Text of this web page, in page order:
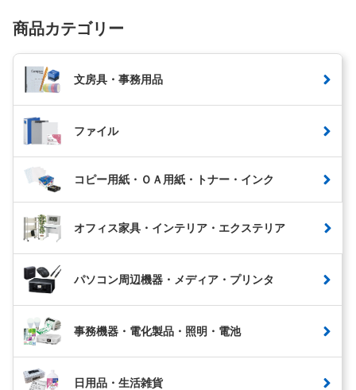
商品カテゴリー
文房具・事務用品
ファイル
コピー用紙・ＯＡ用紙・トナー・インク
オフィス家具・インテリア・エクステリア
パソコン周辺機器・メディア・プリンタ
事務機器・電化製品・照明・電池
日用品・生活雑貨